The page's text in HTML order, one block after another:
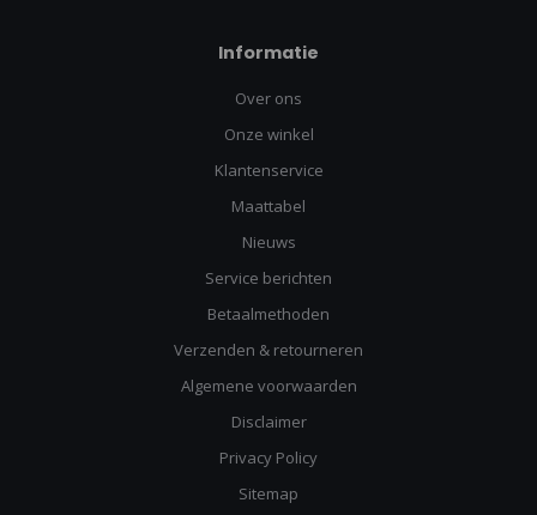
Informatie
Over ons
Onze winkel
Klantenservice
Maattabel
Nieuws
Service berichten
Betaalmethoden
Verzenden & retourneren
Algemene voorwaarden
Disclaimer
Privacy Policy
Sitemap